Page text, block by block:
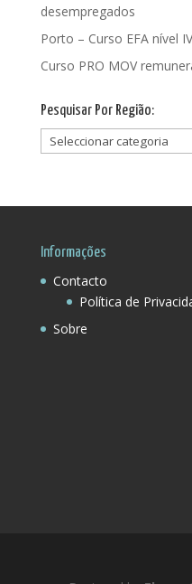
desempregados
Porto – Curso EFA nível
Curso PRO MOV
Pesquisar Por Região:
Pesquisar
Por
Informações
Contacto
Política de
Sobre